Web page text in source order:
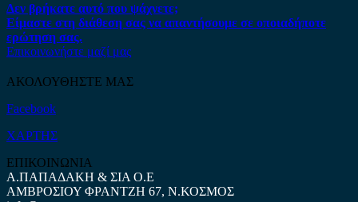
Δεν βρήκατε αυτό που ψάχνετε;
Είμαστε στη διάθεση σας να απαντήσουμε σε οποιαδήποτε
ερώτηση σας.
Επικοινωνήστε μαζί μας
ΑΚΟΛΟΥΘΗΣΤΕ ΜΑΣ
Facebook
ΧΑΡΤΗΣ
ΕΠΙΚΟΙΝΩΝΙΑ
Α.ΠΑΠΑΔΑΚΗ & ΣΙΑ Ο.Ε
ΑΜΒΡΟΣΙΟΥ ΦΡΑΝΤΖΗ 67, Ν.ΚΟΣΜΟΣ